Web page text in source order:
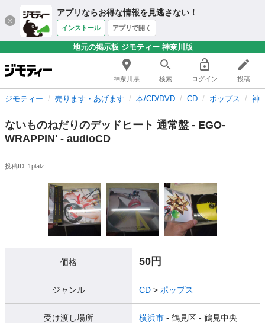
アプリならお得な情報を見逃さない！
インストール アプリで開く
地元の掲示板 ジモティー 神奈川版
神奈川県 検索 ログイン 投稿
ジモティー 売ります・あげます 本/CD/DVD CD ポップス 神
ないものねだりのデッドヒート 通常盤 - EGO-
WRAPPIN' - audioCD
投稿ID: 1plalz
価格 50円
ジャンル CD > ポップス
受け渡し場所 横浜市 - 鶴見区 - 鶴見中央